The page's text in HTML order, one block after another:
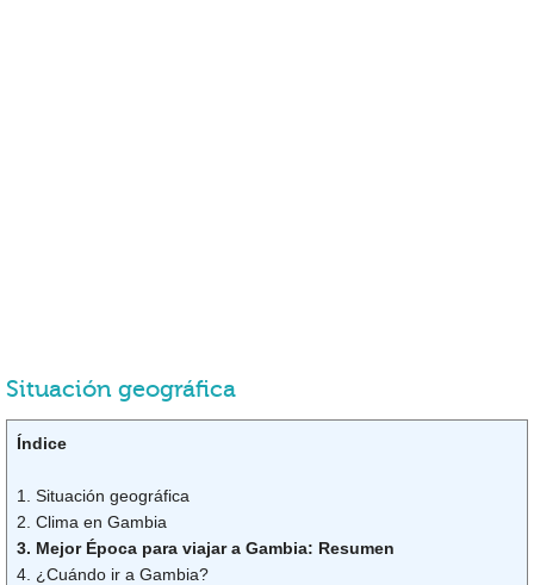
Situación geográfica
Índice
1. Situación geográfica
2. Clima en Gambia
3. Mejor Época para viajar a Gambia: Resumen
4. ¿Cuándo ir a Gambia?